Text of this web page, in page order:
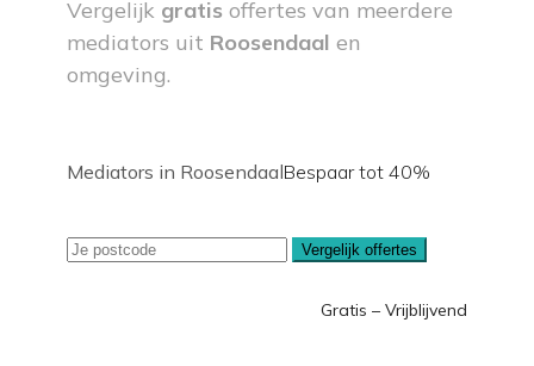
Vergelijk gratis offertes van meerdere
mediators uit Roosendaal en
omgeving.
Mediators in RoosendaalBespaar tot 40%
Vergelijk offertes
Gratis – Vrijblijvend